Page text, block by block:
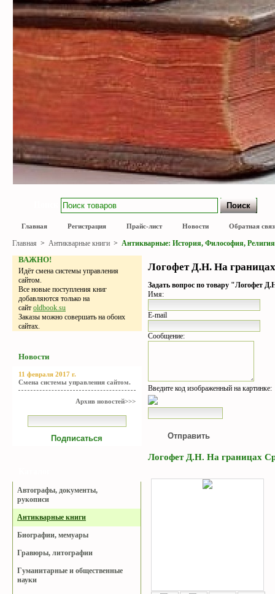
Главная Регистрация Прайс-лист Новости Обратная
Главная > Антикварные книги > Антикварные: История, Философия, Религия
ВАЖНО!
Идёт смена системы управления
сайтом.
Все новые поступления книг
добавляются только на
сайт oldbook.su
Заказы можно совершать на обоих
сайтах.
Новости
11 февраля 2017 г.
Смена системы управления сайтом.
Архив новостей>>>
Автографы, документы,
рукописи
Антикварные книги
Биографии, мемуары
Гравюры, литографии
Гуманитарные и общественные
науки
Логофет Д.Н. На
Задать вопрос по товару "Логофет
Имя:
E-mail
Сообщение:
Введите код изображенный на картинке:
Логофет Д.Н. На границах